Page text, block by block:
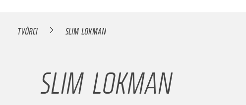
TVŮRCI SLIM LOKMAN
SLIM LOKMAN